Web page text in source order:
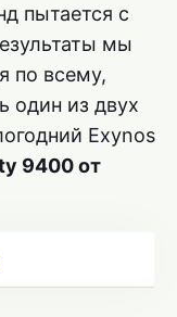
пытается с
мы
по всему,
один из двух
Exynos
9400 от